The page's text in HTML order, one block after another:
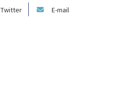
Twitter E-mail